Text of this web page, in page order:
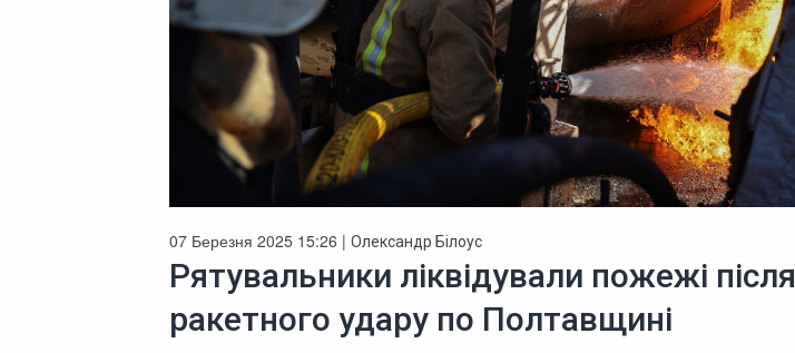
07 Березня 2025 15:26 | Олександр Білоус
Рятувальники ліквідували пожежі після
ракетного удару по Полтавщині